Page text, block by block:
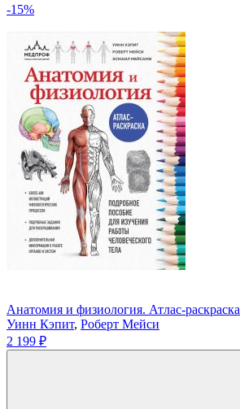
-15%
Анатомия и физиология. Атлас-раскраска
Уинн Кэпит, Роберт Мейси
2 199 ₽